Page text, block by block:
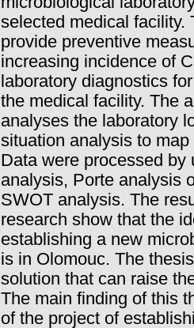
selected medical facility.
provide preventive
increasing incidence of
laboratory diagnostics
the medical facility. The
analyses the laboratory
situation analysis to
Data were processed by
analysis, Porte analysis
SWOT analysis. The
research show that the
establishing a new
is in Olomouc. The
solution that can raise
The main finding of this
of the project of